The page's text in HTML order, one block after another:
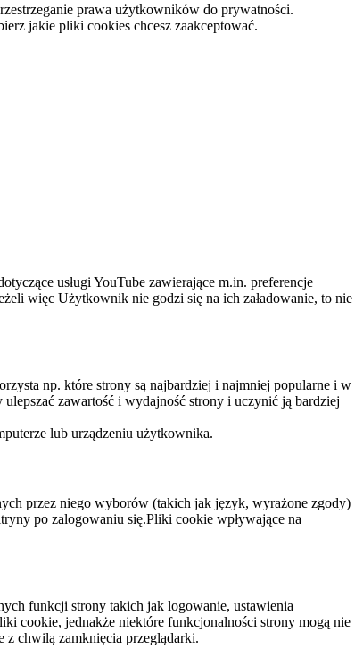
prawa użytkowników do prywatności.
jakie pliki cookies chcesz zaakceptować.
usługi YouTube zawierające m.in. preferencje
więc Użytkownik nie godzi się na ich załadowanie, to nie
np. które strony są najbardziej i najmniej popularne i w
zawartość i wydajność strony i uczynić ją bardziej
lub urządzeniu użytkownika.
przez niego wyborów (takich jak język, wyrażone zgody)
po zalogowaniu się.Pliki cookie wpływające na
funkcji strony takich jak logowanie, ustawienia
cookie, jednakże niektóre funkcjonalności strony mogą nie
z chwilą zamknięcia przeglądarki.